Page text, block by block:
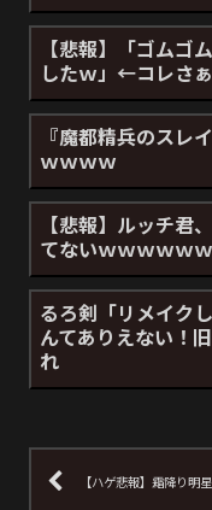
【悲報】「ゴムゴ
したｗ」←コレさ
『魔都精兵のスレ
ｗｗｗｗ
【悲報】ルッチ君
てないｗｗｗｗｗ
るろ剣「リメイク
んてありえない！
れ
【ハゲ悲報】霜降り明